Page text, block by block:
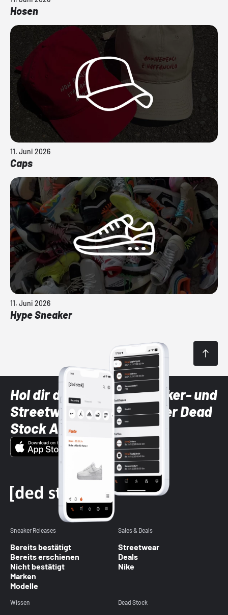
Hosen
11. Juni 2026
Caps
11. Juni 2026
Hype Sneaker
Hol dir die neuesten Sneaker- und
Streetwear-Brands mit der Dead
Stock App
Sneaker Releases
Bereits bestätigt
Bereits erschienen
Nicht bestätigt
Marken
Modelle
Sales & Deals
Streetwear
Deals
Nike
Wissen Dead Stock